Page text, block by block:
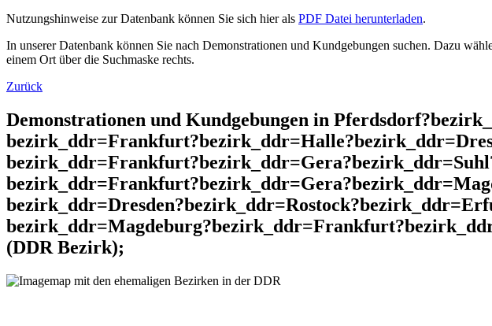
Nutzungshinweise zur Datenbank können Sie sich hier als PDF Datei herunterladen.
In unserer Datenbank können Sie nach Demonstrationen und Kundgebungen suchen. Dazu
einem Ort über die Suchmaske rechts.
Zurück
Demonstrationen und Kundgebungen in
(DDR Bezirk);